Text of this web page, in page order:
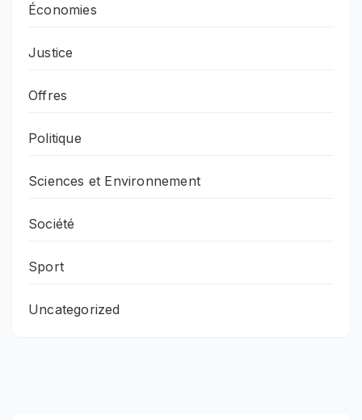
Économies
Justice
Offres
Politique
Sciences et Environnement
Société
Sport
Uncategorized